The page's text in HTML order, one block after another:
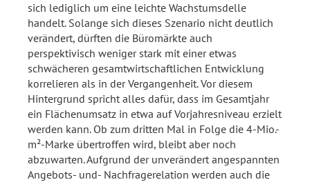
sich lediglich um eine leichte Wachstumsdelle
handelt. Solange sich dieses Szenario nicht deutlich
verändert, dürften die Büromärkte auch
perspektivisch weniger stark mit einer etwas
schwächeren gesamtwirtschaftlichen Entwicklung
korrelieren als in der Vergangenheit. Vor diesem
Hintergrund spricht alles dafür, dass im Gesamtjahr
ein Flächenumsatz in etwa auf Vorjahresniveau erzielt
werden kann. Ob zum dritten Mal in Folge die 4-Mio.-
m²-Marke übertroffen wird, bleibt aber noch
abzuwarten. Aufgrund der unverändert angespannten
Angebots- und- Nachfragerelation werden auch die